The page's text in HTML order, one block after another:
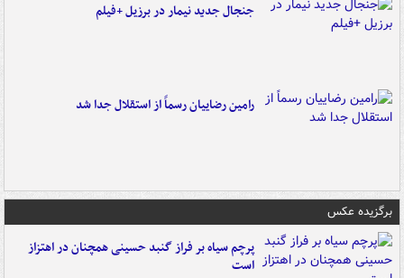
جنجال جدید نیمار در برزیل +فیلم
رامین رضاییان رسماً از استقلال جدا شد
برگزیده عکس
پرچم سیاه بر فراز گنبد حسینی همچنان در اهتزاز
است